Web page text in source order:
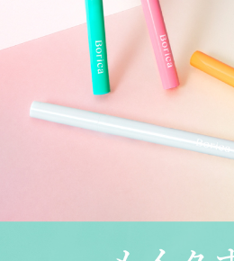
メイクのワンポイントとしてお楽しみいただ
②にじみにくいウォータープルーフ処方
汗・水・涙に強いウォータープルーフ処方
日中もにじまず、理想の発色とパール感を
③こすれに強いのにお湯オフ
描いた瞬間ピタッと密着する高密着処方を